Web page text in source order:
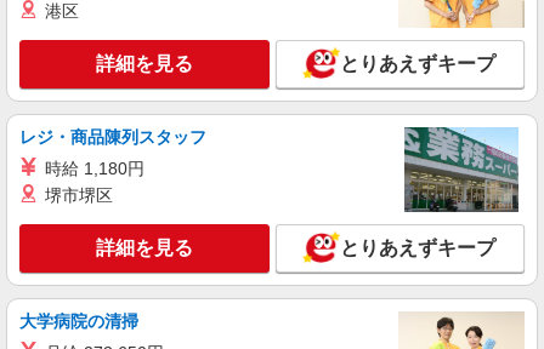
福島県福島市 【最寄駅】阿武隈急行「向瀬
やすいエリアなど、お好きな勤務地をお選び下さ
い！！
キープ 詳細を見る
アルバイト パート 派遣社員
日研トータルソーシング株式会社 メディカルケア事業部/仙台オフィ
ス
未経験・無資格OKの介護スタッフ
時給1,280円〜1,380円 ★週払いOK（規定あ
り） ※給与幅は経験・能力による
福島県福島市 【最寄駅】福島交通飯坂線「医
通いやすいエリアなど、お好きな勤務地をお選び
港区
詳細を見る とりあえずキープ
レジ・商品陳列スタッフ
時給 1,180円
堺市堺区
詳細を見る とりあえずキープ
大学病院の清掃